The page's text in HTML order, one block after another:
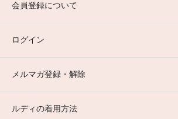
会員登録について
ログイン
メルマガ登録・解除
ルディの着用方法